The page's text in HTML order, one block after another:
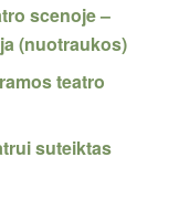
scenoje –
(nuotraukos)
teatro
suteiktas